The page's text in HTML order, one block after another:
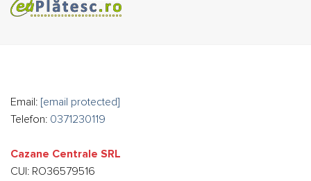
Email: [email protected]
Telefon: 0371230119
Cazane Centrale SRL
CUI: RO36579516